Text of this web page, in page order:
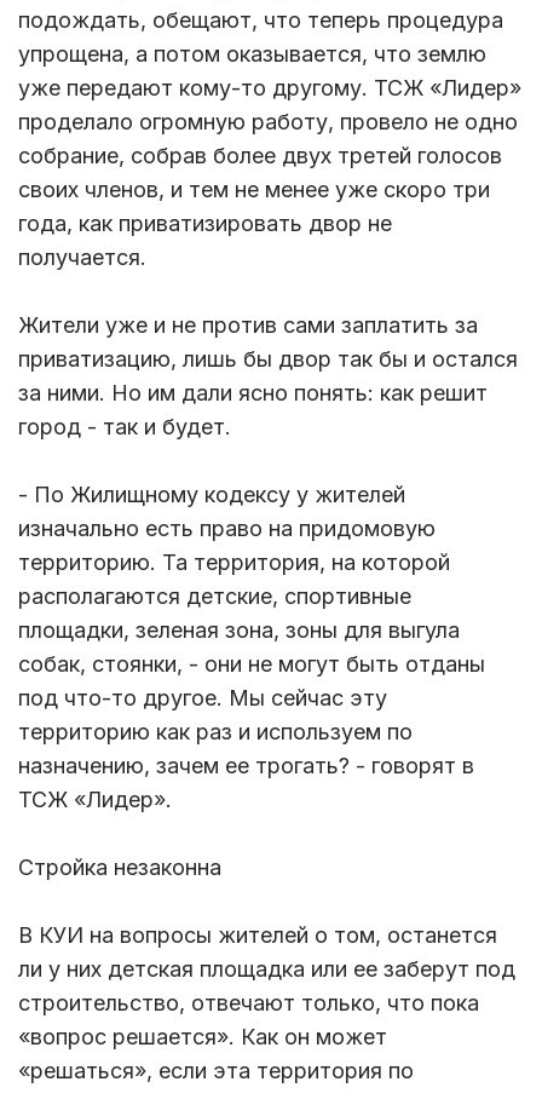
подождать, обещают, что теперь процедура
упрощена, а потом оказывается, что землю
уже передают кому-то другому. ТСЖ «Лидер»
проделало огромную работу, провело не одно
собрание, собрав более двух третей голосов
своих членов, и тем не менее уже скоро три
года, как приватизировать двор не
получается.
Жители уже и не против сами заплатить за
приватизацию, лишь бы двор так бы и остался
за ними. Но им дали ясно понять: как решит
город - так и будет.
- По Жилищному кодексу у жителей
изначально есть право на придомовую
территорию. Та территория, на которой
располагаются детские, спортивные
площадки, зеленая зона, зоны для выгула
собак, стоянки, - они не могут быть отданы
под что-то другое. Мы сейчас эту
территорию как раз и используем по
назначению, зачем ее трогать? - говорят в
ТСЖ «Лидер».
Стройка незаконна
В КУИ на вопросы жителей о том, останется
ли у них детская площадка или ее заберут под
строительство, отвечают только, что пока
«вопрос решается». Как он может
«решаться», если эта территория по